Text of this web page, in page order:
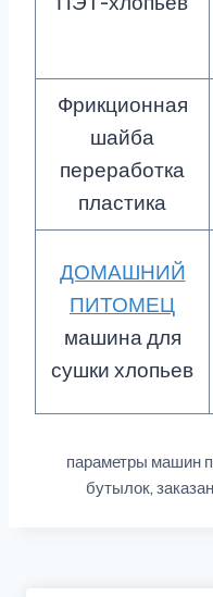
Фрикционная
шайба
переработка
пластика
ДОМАШНИЙ
ПИТОМЕЦ
машина для
сушки хлопьев
параметры машин
бутылок,